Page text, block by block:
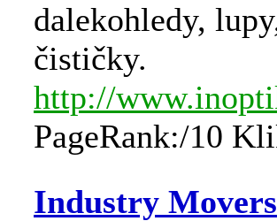
dalekohledy,
čističky.
http://
PageRank:/10
Industry Movers